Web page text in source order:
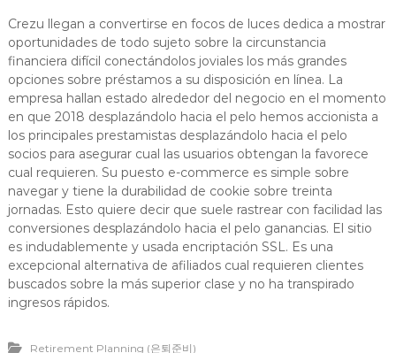
Crezu llegan a convertirse en focos de luces dedica a mostrar
oportunidades de todo sujeto sobre la circunstancia
financiera difícil conectándolos joviales los más grandes
opciones sobre préstamos a su disposición en línea. La
empresa hallan estado alrededor del negocio en el momento
en que 2018 desplazándolo hacia el pelo hemos accionista a
los principales prestamistas desplazándolo hacia el pelo
socios para asegurar cual las usuarios obtengan la favorece
cual requieren. Su puesto e-commerce es simple sobre
navegar y tiene la durabilidad de cookie sobre treinta
jornadas. Esto quiere decir que suele rastrear con facilidad las
conversiones desplazándolo hacia el pelo ganancias. El sitio
es indudablemente y usada encriptación SSL. Es una
excepcional alternativa de afiliados cual requieren clientes
buscados sobre la más superior clase y no ha transpirado
ingresos rápidos.
Retirement Planning (은퇴준비)